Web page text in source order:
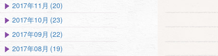
2017年11月 (20)
2017年10月 (23)
2017年09月 (22)
2017年08月 (19)